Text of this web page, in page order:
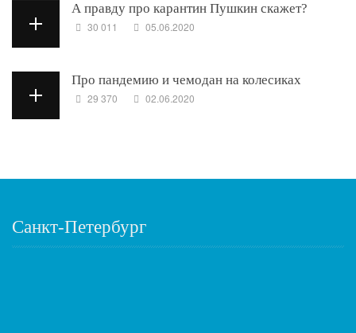
А правду про карантин Пушкин скажет?
30 011 05.06.2020
Про пандемию и чемодан на колесиках
29 370 02.06.2020
Санкт-Петербург